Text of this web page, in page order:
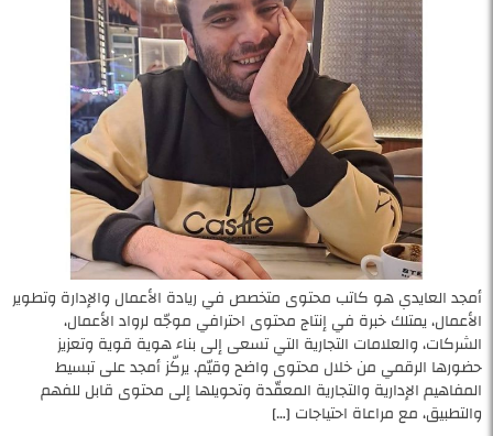
أمجد العايدي هو كاتب محتوى متخصص في ريادة الأعمال والإدارة وتطوير
الأعمال، يمتلك خبرة في إنتاج محتوى احترافي موجّه لرواد الأعمال،
الشركات، والعلامات التجارية التي تسعى إلى بناء هوية قوية وتعزيز
حضورها الرقمي من خلال محتوى واضح وقيّم. يركّز أمجد على تبسيط
المفاهيم الإدارية والتجارية المعقّدة وتحويلها إلى محتوى قابل للفهم
والتطبيق، مع مراعاة احتياجات […]